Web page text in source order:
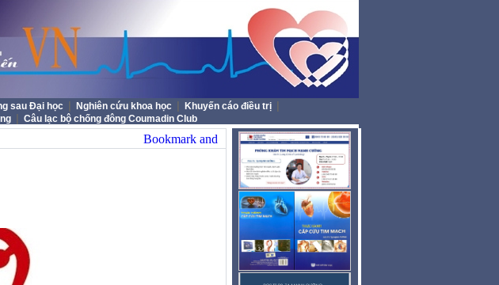
sau Đại học Nghiên cứu khoa học Khuyến cáo điều trị
Câu lạc bộ chống đông Coumadin Club